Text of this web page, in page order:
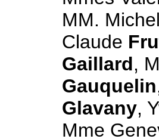
MM. Michel
Claude
Gaillard,
Gauquelin
Glavany,
Mme